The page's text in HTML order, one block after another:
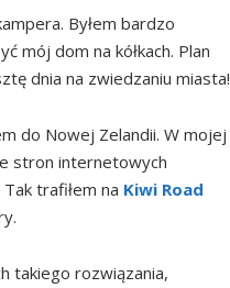
Byłem bardzo
mój dom na kółkach. Plan
dnia na zwiedzaniu miasta!
do Nowej Zelandii. W mojej
stron internetowych
trafiłem na Kiwi Road
takiego rozwiązania,